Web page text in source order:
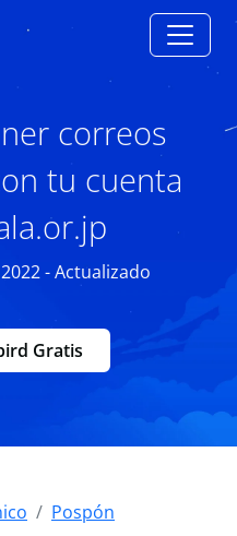
correos
tu cuenta
- Actualizado
Gratis
Pospón